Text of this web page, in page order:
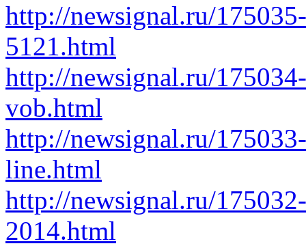
http://newsignal.ru/
5121.html
http://newsignal.ru/
vob.html
http://newsignal.ru/
line.html
http://newsignal.ru/
2014.html